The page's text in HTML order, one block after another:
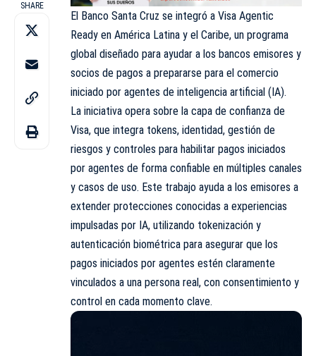
SHARE
El Banco Santa Cruz se integró a Visa Agentic
Ready en América Latina y el Caribe, un programa
global diseñado para ayudar a los bancos emisores y
socios de pagos a prepararse para el comercio
iniciado por agentes de inteligencia artificial (IA).
La iniciativa opera sobre la capa de confianza de
Visa, que integra tokens, identidad, gestión de
riesgos y controles para habilitar pagos iniciados
por agentes de forma confiable en múltiples canales
y casos de uso. Este trabajo ayuda a los emisores a
extender protecciones conocidas a experiencias
impulsadas por IA, utilizando tokenización y
autenticación biométrica para asegurar que los
pagos iniciados por agentes estén claramente
vinculados a una persona real, con consentimiento y
control en cada momento clave.